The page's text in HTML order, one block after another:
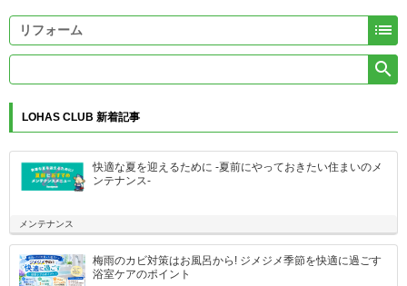


LOHAS CLUB 新着記事
快適な夏を迎えるために -夏前にやっておきたい住まいのメ
ンテナンス-
メンテナンス
梅雨のカビ対策はお風呂から! ジメジメ季節を快適に過ごす
浴室ケアのポイント